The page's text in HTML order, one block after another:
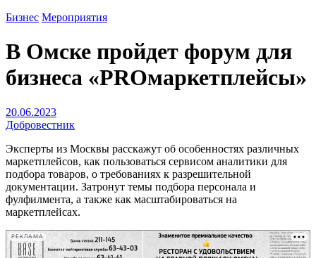
Бизнес Мероприятия
В Омске пройдет форум для
бизнеса «PROмаркетплейсы»
20.06.2023
Добровестник
Эксперты из Москвы расскажут об особенностях различных
маркетплейсов, как пользоваться сервисом аналитики для
подбора товаров, о требованиях к разрешительной
документации. Затронут темы подбора персонала и
фулфилмента, а также как масштабироваться на
маркетплейсах.
РЕКЛАМА